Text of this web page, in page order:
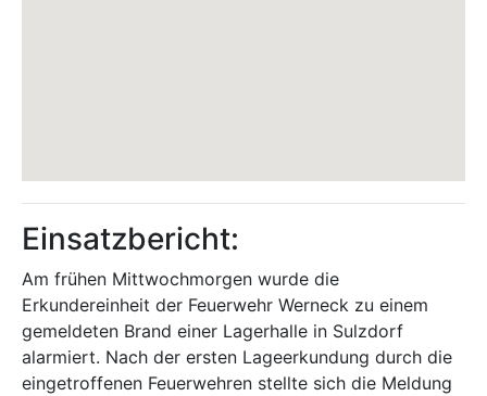
Einsatzbericht:
Am frühen Mittwochmorgen wurde die
Erkundereinheit der Feuerwehr Werneck zu einem
gemeldeten Brand einer Lagerhalle in Sulzdorf
alarmiert. Nach der ersten Lageerkundung durch die
eingetroffenen Feuerwehren stellte sich die Meldung